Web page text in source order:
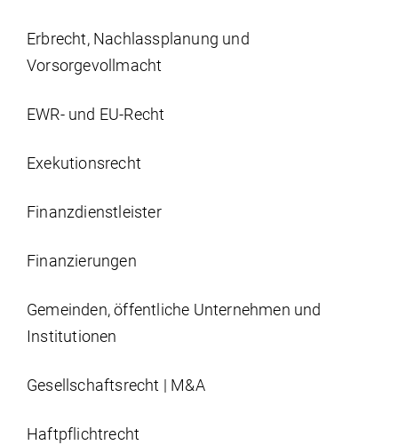
Erbrecht, Nachlassplanung und
Vorsorgevollmacht
EWR- und EU-Recht
Exekutionsrecht
Finanzdienstleister
Finanzierungen
Gemeinden, öffentliche Unternehmen und
Institutionen
Gesellschaftsrecht | M&A
Haftpflichtrecht